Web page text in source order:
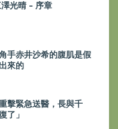
光晴 - 序章
手赤井沙希的腹肌是假
來的
擊緊急送醫，長與千
了」